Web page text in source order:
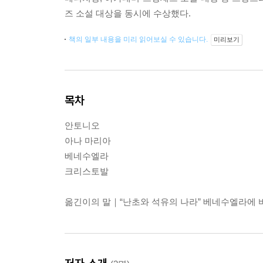
즈 소설 대상을 동시에 수상했다.
책의 일부 내용을 미리 읽어보실 수 있습니다. 미리보기
목차
안토니오
아나 마리아
베네수엘라
크리스토발
옮긴이의 말｜“난초와 석유의 나라” 베네수엘라에